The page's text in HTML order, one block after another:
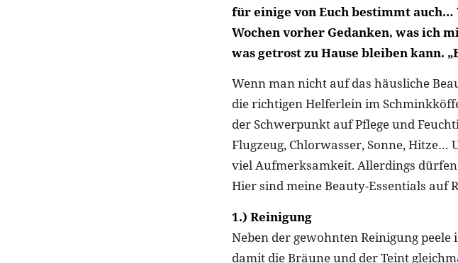
für einige von Euch bestimmt
Wochen vorher Gedanken, was ich
was getrost zu Hause bleiben kann.
Wenn man nicht auf das häusliche
die richtigen Helferlein im
der Schwerpunkt auf Pflege und
Flugzeug, Chlorwasser, Sonne, Hitze…
viel Aufmerksamkeit. Allerdings
Hier sind meine Beauty-Essentials auf
1.) Reinigung
Neben der gewohnten Reinigung
damit die Bräune und der Teint